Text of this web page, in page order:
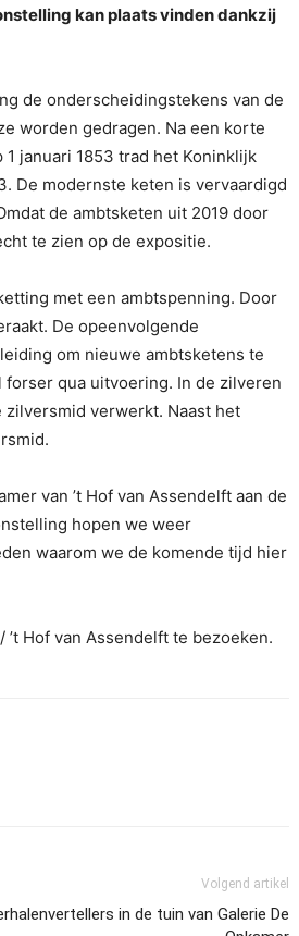
kan plaats vinden dankzij
de onderscheidingstekens van de
worden gedragen. Na een korte
januari 1853 trad het Koninklijk
De modernste keten is vervaardigd
de ambtsketen uit 2019 door
te zien op de expositie.
met een ambtspenning. Door
De opeenvolgende
om nieuwe ambtsketens te
qua uitvoering. In de zilveren
verwerkt. Naast het
van ’t Hof van Assendelft aan de
hopen we weer
waarom we de komende tijd hier
Hof van Assendelft te bezoeken.
Volgend artikel
in de tuin van Galerie De